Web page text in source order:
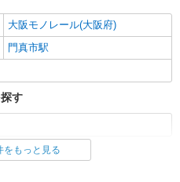
大阪モノレール(大阪府)
門真市駅
す
を探す
をもっと見る